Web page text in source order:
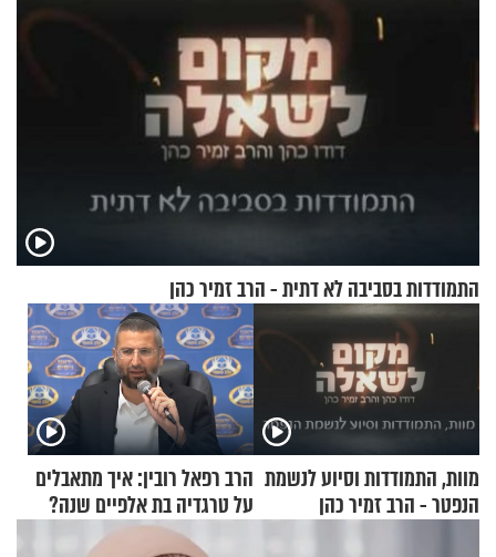
התמודדות בסביבה לא דתית - הרב זמיר כהן
מוות, התמודדות וסיוע לנשמת
הנפטר - הרב זמיר כהן
הרב רפאל רובין: איך מתאבלים
על טרגדיה בת אלפיים שנה?